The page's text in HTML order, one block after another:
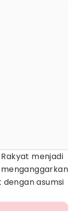
menjadi
asumsi